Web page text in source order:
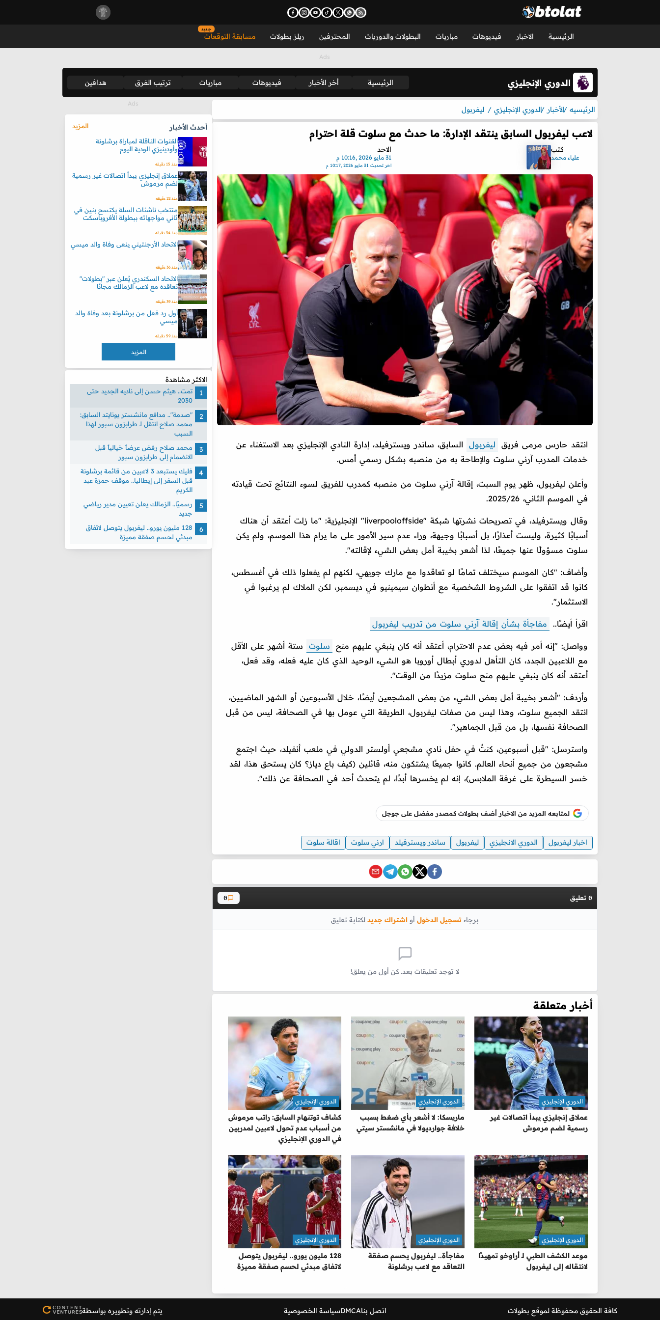
الرئيسية الاخبار فيديوهات مباريات البطولات والدوريات المحترفين ريلز بطولات مسابقة التوقعات
جديد
الدوري الإنجليزي الرئيسية أخر الأخبار فيديوهات مباريات ترتيب الفرق هدافين
الرئيسيه الأخبار الدوري الإنجليزي ليفربول
لاعب ليفربول السابق ينتقد الإدارة: ما حدث مع سلوت قلة احترام
كتب
علياء محمد
الاحد
31 مايو 2026 ,10:16 م
اخر تحديث 31 مايو 2026 ,10:17 م
انتقد حارس مرمى فريق ليفربول
السابق، ساندر ويسترفيلد، إدارة النادي الإنجليزي بعد الاستغناء عن
خدمات المدرب آرني سلوت والإطاحة به من منصبه بشكل رسمي أمس.
وأعلن ليفربول، ظهر يوم السبت، إقالة آرني سلوت من منصبه كمدرب للفريق لسوء النتائج تحت قيادته
في الموسم الثاني، 2025/26.
وقال ويسترفيلد، في تصريحات نشرتها شبكة "liverpooloffside" الإنجليزية: "ما زلت أعتقد أن هناك
أسبابًا كثيرة، وليست أعذارًا، بل أسبابًا وجيهة، وراء عدم سير الأمور على ما يرام هذا الموسم، ولم يكن
سلوت مسؤولًا عنها جميعًا، لذا أشعر بخيبة أمل بعض الشيء لإقالته".
وأضاف: "كان الموسم سيختلف تمامًا لو تعاقدوا مع مارك جويهي، لكنهم لم يفعلوا ذلك في أغسطس،
كانوا قد اتفقوا على الشروط الشخصية مع أنطوان سيمينيو في ديسمبر، لكن الملاك لم يرغبوا في
الاستثمار".
اقرأ أيضًا.. مفاجأة بشأن إقالة آرني سلوت من تدريب ليفربول
وواصل: "إنه أمر فيه بعض عدم الاحترام، أعتقد أنه كان ينبغي عليهم منح سلوت
ستة أشهر على الأقل
مع اللاعبين الجدد، كان التأهل لدوري أبطال أوروبا هو الشيء الوحيد الذي كان عليه فعله، وقد فعل،
أعتقد أنه كان ينبغي عليهم منح سلوت مزيدًا من الوقت".
وأردف: "أشعر بخيبة أمل بعض الشيء من بعض المشجعين أيضًا، خلال الأسبوعين أو الشهر الماضيين،
انتقد الجميع سلوت، وهذا ليس من صفات ليفربول، الطريقة التي عومل بها في الصحافة، ليس من قبل
الصحافة نفسها، بل من قبل الجماهير".
واسترسل: "قبل أسبوعين، كنتُ في حفل نادي مشجعي أولستر الدولي في ملعب أنفيلد، حيث اجتمع
مشجعون من جميع أنحاء العالم. كانوا جميعًا يشتكون منه، قائلين (كيف باع دياز؟ كان يستحق هذا، لقد
خسر السيطرة على غرفة الملابس)، إنه لم يخسرها أبدًا، لم يتحدث أحد في الصحافة عن ذلك".
لمتابعه المزيد من الاخبار أضف بطولات كمصدر مفضل على جوجل
اخبار ليفربول الدوري الانجليزي ليفربول ساندر ويسترفيلد ارني سلوت اقالة سلوت
0 تعليق 0
برجاء تسجيل الدخول أو اشتراك جديد لكتابة تعليق
لا توجد تعليقات بعد. كن أول من يعلق!
أخبار متعلقة
عملاق إنجليزي يبدأ اتصالات غير
رسمية لضم مرموش
الدوري الإنجليزي
ماريسكا: لا أشعر بأي ضغط بسبب
خلافة جوارديولا في مانشستر سيتي
الدوري الإنجليزي
كشاف توتنهام السابق: راتب مرموش
من أسباب عدم تحول لاعبين لمدربين
في الدوري الإنجليزي
الدوري الإنجليزي
موعد الكشف الطبي لـ أراوخو تمهيدًا
لانتقاله إلى ليفربول
الدوري الإنجليزي
مفاجأة.. ليفربول يحسم صفقة
التعاقد مع لاعب برشلونة
الدوري الإنجليزي
128 مليون يورو.. ليفربول يتوصل
لاتفاق مبدئي لحسم صفقة مميزة
الدوري الإنجليزي
أحدث الأخبار
المزيد
القنوات الناقلة لمباراة برشلونة
وأودينيزي الودية اليوم
منذ 15 دقيقه
عملاق إنجليزي يبدأ اتصالات غير رسمية
لضم مرموش
منذ 22 دقيقه
منتخب ناشئات السلة يكتسح بنين في
ثاني مواجهاته ببطولة الأفروباسكت
منذ 34 دقيقه
الاتحاد الأرجنتيني ينعى وفاة والد ميسي
منذ 36 دقيقه
الاتحاد السكندري يُعلن عبر "بطولات"
تعاقده مع لاعب الزمالك مجانًا
منذ 39 دقيقه
أول رد فعل من برشلونة بعد وفاة والد
ميسي
منذ 59 دقيقه
المزيد
الاكثر مشاهدة
تمت.. هيثم حسن إلى ناديه الجديد حتى
2030
"صدمة".. مدافع مانشستر يونايتد السابق:
محمد صلاح انتقل لـ طرابزون سبور لهذا
السبب
محمد صلاح رفض عرضاً خيالياً قبل
الانضمام إلى طرابزون سبور
فليك يستبعد 3 لاعبين من قائمة برشلونة
قبل السفر إلى إيطاليا.. موقف حمزة عبد
الكريم
رسميًا.. الزمالك يعلن تعيين مدير رياضي
جديد
128 مليون يورو.. ليفربول يتوصل لاتفاق
مبدئي لحسم صفقة مميزة
كافة الحقوق محفوظة لموقع بطولات اتصل بناDMCAسياسة الخصوصية يتم إدارته وتطويره بواسطة